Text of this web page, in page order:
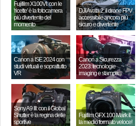
Fujifilm X100VI: con le
'ricette' è la fotocamera
più divertente del
momento
DJI Avata 2: il drone FPV
accessibile ancora più
sicuro e divertente
Canon a ISE 2024 con
studi virtuali e soprattutto
VR
Canon a Sicurezza
2023: tecnologie
imaging e stampa
Sony A9 III: con il Global
Shutter è la regina delle
sportive
Fujifilm GFX 100 Mark II:
la medio formato veloce!